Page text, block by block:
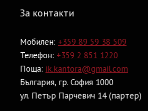
За контакти
Мобилен: +359 89 59 38 509
Телефон: +359 2 851 1220
Поща: ik.kantora@gmail.com
България, гр. София 1000
ул. Петър Парчевич 14 (партер)